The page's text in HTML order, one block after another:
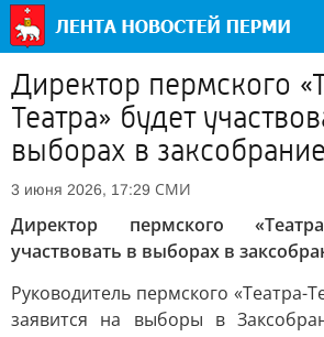
Директор пермского
Театра» будет
выборах в заксобрание
3 июня 2026, 17:29 СМИ
Директор пермского
участвовать в выборах в
Руководитель пермского «Театра-
заявится на выборы в